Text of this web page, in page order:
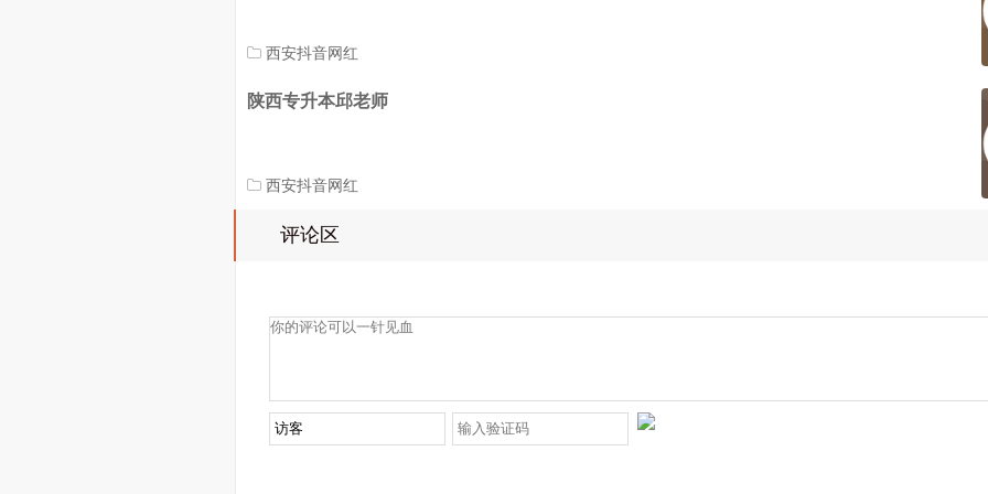
西安抖音网红
陕西专升本邱老师
西安抖音网红
评论区